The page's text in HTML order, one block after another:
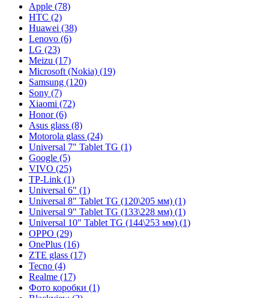
Apple (78)
HTC (2)
Huawei (38)
Lenovo (6)
LG (23)
Meizu (17)
Microsoft (Nokia) (19)
Samsung (120)
Sony (7)
Xiaomi (72)
Honor (6)
Asus glass (8)
Motorola glass (24)
Universal 7" Tablet TG (1)
Google (5)
VIVO (25)
TP-Link (1)
Universal 6" (1)
Universal 8" Tablet TG (120\205 мм) (1)
Universal 9" Tablet TG (133\228 мм) (1)
Universal 10" Tablet TG (144\253 мм) (1)
OPPO (29)
OnePlus (16)
ZTE glass (17)
Tecno (4)
Realme (17)
Фото коробки (1)